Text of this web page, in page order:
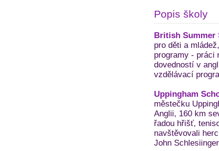
Popis školy
British Summer
pro děti a
programy - práci
dovedností v
vzdělávací
Uppingham
městečku
Anglii, 160 km
řadou hřišť,
navštěvovali
John